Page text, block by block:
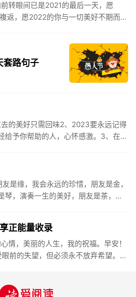
转眼间已是2021的最后一天，愿
返，愿2022的你与一切美好不期而
套路句子
的美好只需回味2、2023要永远记得
给予你帮助的人，心怀感激。3、在苦
是缘，我会永远的珍惜，朋友是金，
琴，演奏一生的美好，朋友是茶，品
正能量收录
情，美丽的人生，我的祝福。早安！
前的失望，但必须永不放弃希望。早